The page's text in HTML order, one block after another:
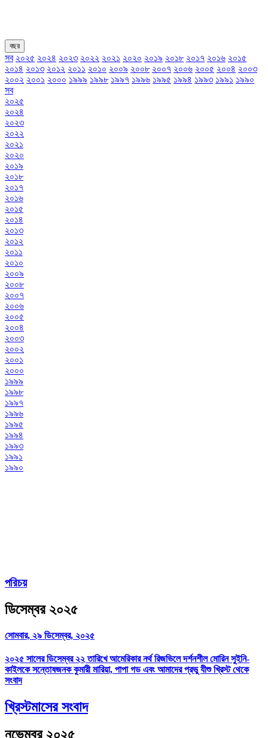
বছর
সব ২০২৫ ২০২৪ ২০২৩ ২০২২ ২০২১ ২০২০ ২০১৯ ২০১৮ ২০১৭ ২০১৬ ২০১৫
২০১৪ ২০১৩ ২০১২ ২০১১ ২০১০ ২০০৯ ২০০৮ ২০০৭ ২০০৬ ২০০৫ ২০০৪ ২০০৩
২০০২ ২০০১ ২০০০ ১৯৯৯ ১৯৯৮ ১৯৯৭ ১৯৯৬ ১৯৯৫ ১৯৯৪ ১৯৯৩ ১৯৯১ ১৯৯০
সব
২০২৫
২০২৪
২০২৩
২০২২
২০২১
২০২০
২০১৯
২০১৮
২০১৭
২০১৬
২০১৫
২০১৪
২০১৩
২০১২
২০১১
২০১০
২০০৯
২০০৮
২০০৭
২০০৬
২০০৫
২০০৪
২০০৩
২০০২
২০০১
২০০০
১৯৯৯
১৯৯৮
১৯৯৭
১৯৯৬
১৯৯৫
১৯৯৪
১৯৯৩
১৯৯১
১৯৯০
পরিচয়
ডিসেম্বর ২০২৫
সোমবার, ২৯ ডিসেম্বর, ২০২৫
২০২৫ সালের ডিসেম্বর ২২ তারিখে আমেরিকার নর্থ রিজভিলে দর্শনশীল মোরিন সুইনি-
কাইলকে সন্তোষজনক কুমারী মারিয়া, পাপা গড এবং আমাদের প্রভু যীশু খ্রিস্ট থেকে
সংবাদ
খ্রিস্টমাসের সংবাদ
নভেম্বর ২০২৫